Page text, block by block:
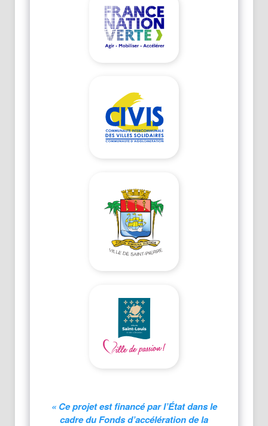
« Ce projet est financé par l’État dans le
cadre du Fonds d’accélération de la